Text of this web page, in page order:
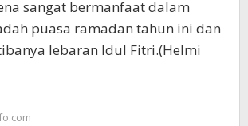
sangat bermanfaat dalam
puasa ramadan tahun ini dan
lebaran Idul Fitri.(Helmi